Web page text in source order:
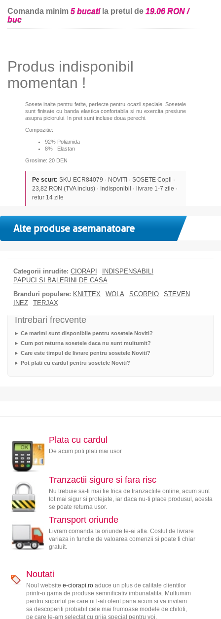
Comanda minim 5 bucatila pretul de 19.06 RON /
buc
Produs indisponibil
momentan !
Sosete inalte pentru fetite, perfecte pentru ocazii speciale. Sosetele
sunt finisate cu banda elastica confortabila si nu exercita presiune
asupra piciorului. In pret sunt incluse doua perechi.
Compozitie:
92% Poliamida
8% Elastan
Grosime: 20 DEN
Pe scurt: SKU ECR84079 · NOVITI · SOSETE Copii ·
23,82 RON (TVA inclus) · Indisponibil · livrare 1-7 zile ·
retur 14 zile
Alte produse asemanatoare
Categorii inrudite: CIORAPI
INDISPENSABILI
PAPUCI SI BALERINI DE CASA
Branduri populare: KNITTEX WOLA SCORPIO
STEVEN
INEZ
TERJAX
Intrebari frecvente
Ce marimi sunt disponibile pentru sosetele Noviti?
Cum pot returna sosetele daca nu sunt multumit?
Care este timpul de livrare pentru sosetele Noviti?
Pot plati cu cardul pentru sosetele Noviti?
Plata cu cardul
De acum poti plati mai usor
Tranzactii sigure si fara risc
Nu trebuie sa-ti mai fie frica de tranzactiile online, acum sunt
tot mai sigur si protejate, iar daca nu-ti place produsul, acesta
se poate returna usor.
Transport oriunde
Livram comanda ta oriunde te-ai afla. Costul de livrare
variaza in functie de valoarea comenzii si poate fi chiar
gratuit.
Noutati
Noul website e-ciorapi.roaduce un plus de calitate clientilor
printr-o gama de produse semnificativ imbunatatita. Multumim
pentru suportul pe care ni l-ati oferit pana acum si va invitam
sa descoperiti probabil cele mai frumoase modele de chiloti,
pe care le-am selectat cu grija special pentru voi.